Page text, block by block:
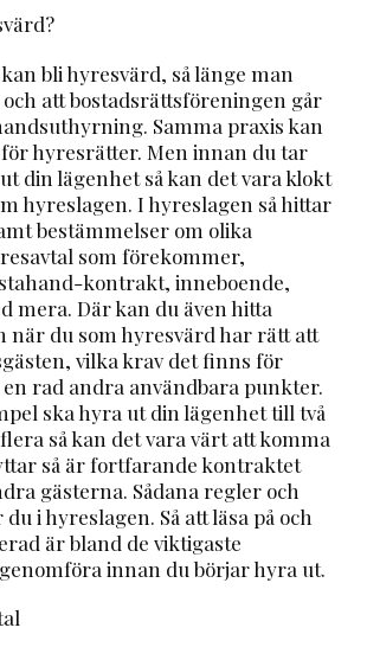
bli hyresvärd, så länge man
och att bostadsrättsföreningen går
Samma praxis kan
hyresrätter. Men innan du tar
din lägenhet så kan det vara klokt
hyreslagen. I hyreslagen så hittar
bestämmelser om olika
som förekommer,
kontrakt, inneboende,
mera. Där kan du även hitta
när du som hyresvärd har rätt att
vilka krav det finns för
rad andra användbara punkter.
ska hyra ut din lägenhet till två
så kan det vara värt att komma
så är fortfarande kontraktet
gästerna. Sådana regler och
i hyreslagen. Så att läsa på och
är bland de viktigaste
innan du börjar hyra ut.